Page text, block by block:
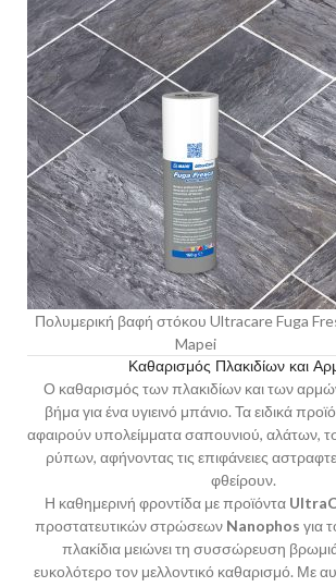
Πολυμερική βαφή στόκου Ultracare Fuga
Mapei
Καθαρισμός Πλακιδίων και
Ο καθαρισμός των πλακιδίων και των
βήμα για ένα υγιεινό μπάνιο. Τα ειδικά
αφαιρούν υπολείμματα σαπουνιού, αλάτων,
ρύπων, αφήνοντας τις επιφάνειες
φθείρουν.
Η καθημερινή φροντίδα με προϊόντα
προστατευτικών στρώσεων Nanophos για
πλακίδια μειώνει τη συσσώρευση
ευκολότερο τον μελλοντικό καθαρισμό. Με